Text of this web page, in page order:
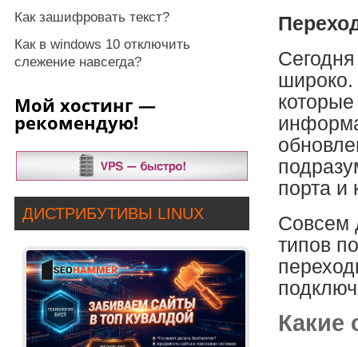
широко.
порта и
Совсем
типов
Какие
Как зашифровать текст?
Как в windows 10 отключить
слежение навсегда?
Мой хостинг —
рекомендую!
ДИСТРИБУТИВЫ LINUX